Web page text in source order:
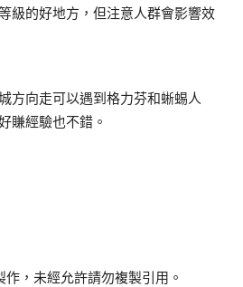
級的好地方，但注意人群會影響效
方向走可以遇到格力芬和蜥蜴人
賺經驗也不錯。
，未經允許請勿複製引用。